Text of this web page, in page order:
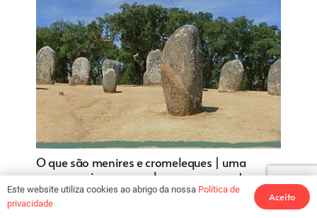
O que são menires e cromeleques | uma
pequena viagem por alguns monumentos
megalíticos em Portugal
Este website utiliza cookies ao abrigo da nossa Política de
privacidade
Aceito